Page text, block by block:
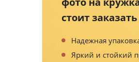
стоит
Надежная
Яркий и стойкий